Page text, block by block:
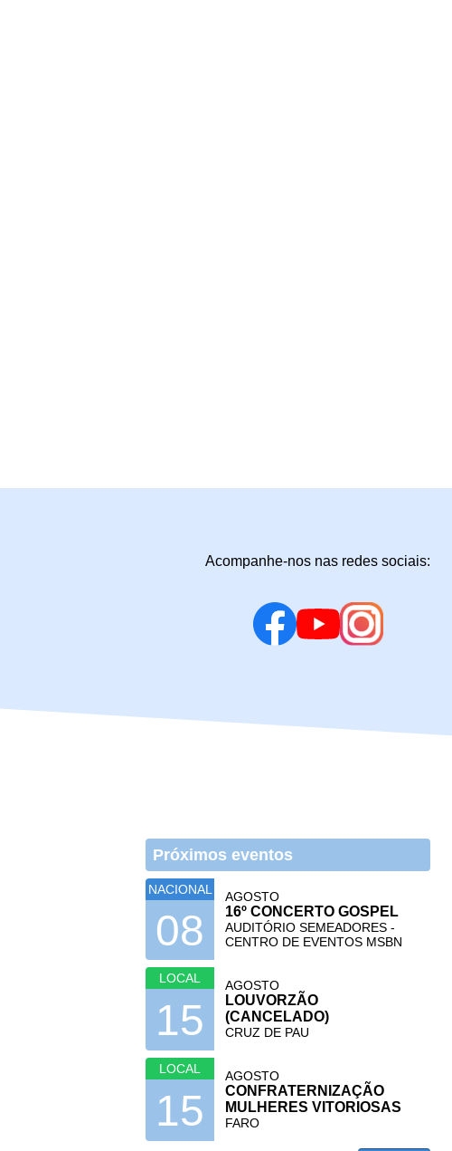
Acompanhe-nos nas redes sociais:
Próximos eventos
NACIONAL
08
AGOSTO
16º CONCERTO GOSPEL
AUDITÓRIO SEMEADORES -
CENTRO DE EVENTOS MSBN
LOCAL
15
AGOSTO
LOUVORZÃO
(CANCELADO)
CRUZ DE PAU
LOCAL
15
AGOSTO
CONFRATERNIZAÇÃO
MULHERES VITORIOSAS
FARO